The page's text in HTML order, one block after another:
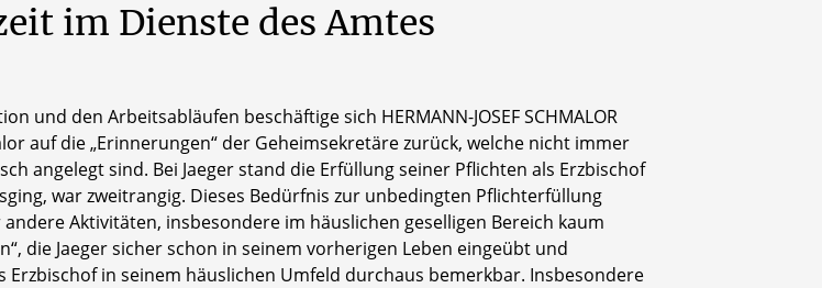
im Dienste des Amtes
und den Arbeitsabläufen beschäftige sich HERMANN-JOSEF SCHMALOR
auf die „Erinnerungen“ der Geheimsekretäre zurück, welche nicht immer
angelegt sind. Bei Jaeger stand die Erfüllung seiner Pflichten als Erzbischof
war zweitrangig. Dieses Bedürfnis zur unbedingten Pflichterfüllung
Aktivitäten, insbesondere im häuslichen geselligen Bereich kaum
die Jaeger sicher schon in seinem vorherigen Leben eingeübt und
in seinem häuslichen Umfeld durchaus bemerkbar. Insbesondere